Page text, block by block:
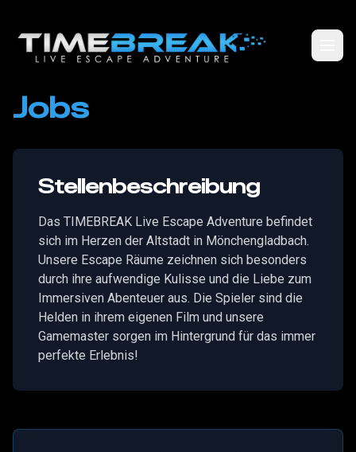
Jobs
Stellenbeschreibung
Das TIMEBREAK Live Escape Adventure befindet
sich im Herzen der Altstadt in Mönchengladbach.
Unsere Escape Räume zeichnen sich besonders
durch ihre aufwendige Kulisse und die Liebe zum
Immersiven Abenteuer aus. Die Spieler sind die
Helden in ihrem eigenen Film und unsere
Gamemaster sorgen im Hintergrund für das immer
perfekte Erlebnis!